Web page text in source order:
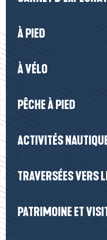
À PIED
À VÉLO
PÊCHE À PIED
ACTIVITÉS
TRAVERSÉES VERS
PATRIMOINE ET
votre séjour ? Sur la
de nombreux lieux
douceur : salons...
à domicile et
? Sur la destination La
traiteurs, foodtrucks et chefs
gourmands,...
? Entre plages
estuaire, la commune
séjour tourné vers la...